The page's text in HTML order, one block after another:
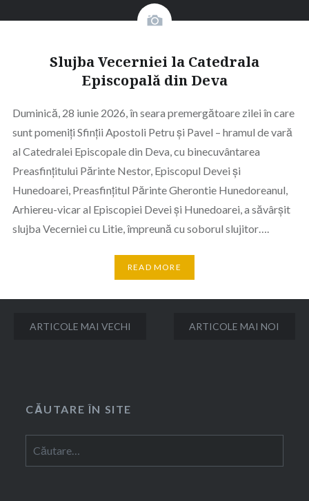
Slujba Vecerniei la Catedrala
Episcopală din Deva
Duminică, 28 iunie 2026, în seara premergătoare zilei în care
sunt pomeniți Sfinții Apostoli Petru și Pavel – hramul de vară
al Catedralei Episcopale din Deva, cu binecuvântarea
Preasfințitului Părinte Nestor, Episcopul Devei și
Hunedoarei, Preasfințitul Părinte Gherontie Hunedoreanul,
Arhiereu-vicar al Episcopiei Devei și Hunedoarei, a săvârșit
slujba Vecerniei cu Litie, împreună cu soborul slujitor….
READ MORE
Navigare
ARTICOLE MAI VECHI ARTICOLE MAI NOI
CĂUTARE ÎN SITE
după: